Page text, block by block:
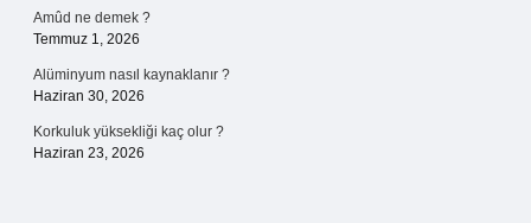
Amûd ne demek ?
Temmuz 1, 2026
Alüminyum nasıl kaynaklanır ?
Haziran 30, 2026
Korkuluk yüksekliği kaç olur ?
Haziran 23, 2026